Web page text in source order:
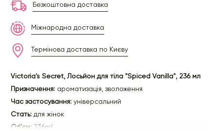
Безкоштовна доставка
Міжнародна доставка
Термінова доставка по Києву
Victoria's Secret, Лосьйон для тіла "Spiced Vanilla", 236 мл
Призначення: ароматизація, зволоження
Час застосування: універсальний
Стать: для жінок
Об'єм: 236ml